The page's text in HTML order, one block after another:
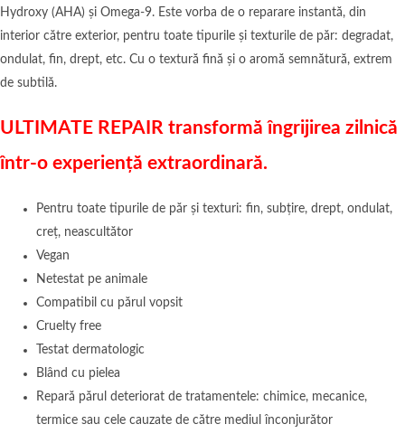
Hydroxy (AHA) și Omega-9. Este vorba de o reparare instantă, din
interior către exterior, pentru toate tipurile și texturile de păr: degradat,
ondulat, fin, drept, etc. Cu o textură fină și o aromă semnătură, extrem
de subtilă.
ULTIMATE REPAIR transformă îngrijirea zilnică
într-o experiență extraordinară.
Pentru toate tipurile de păr și texturi: fin, subțire, drept, ondulat,
creț, neascultător
Vegan
Netestat pe animale
Compatibil cu părul vopsit
Cruelty free
Testat dermatologic
Blând cu pielea
Repară părul deteriorat de tratamentele: chimice, mecanice,
termice sau cele cauzate de către mediul înconjurător